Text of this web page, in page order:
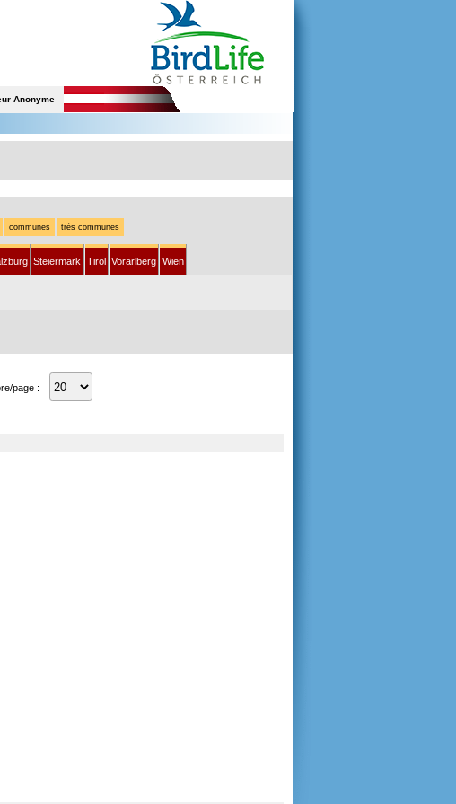
Anonyme
communes très communes
Steiermark Tirol Vorarlberg Wien
page :